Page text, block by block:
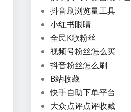
抖音刷浏览量工具
小红书眼睛
全民K歌粉丝
视频号粉丝怎么买
抖音粉丝怎么刷
B站收藏
快手自助下单平台
大众点评点评收藏